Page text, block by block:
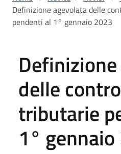
Definizione agevolata delle
pendenti al 1° gennaio 2023
delle
tributarie
1°